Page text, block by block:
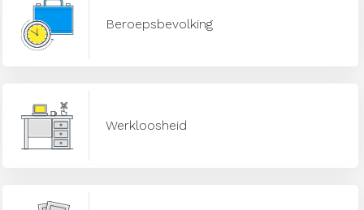
Beroepsbevolking
Werkloosheid